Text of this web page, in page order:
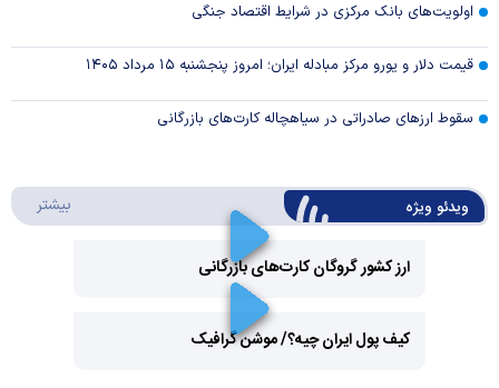
اولویت‌های بانک مرکزی در شرایط اقتصاد جنگی
قیمت دلار و یورو مرکز مبادله ایران؛ امروز پنجشنبه ۱۵ مرداد ۱۴۰۵
سقوط ارزهای صادراتی در سیاهچاله کارت‌های بازرگانی
ویدئو ویژه بیشتر
ارز کشور گروگان کارت‌های بازرگانی
کیف پول ایران چیه؟/ موشن گرافیک